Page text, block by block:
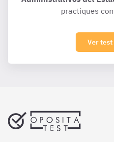
practiques
Ver